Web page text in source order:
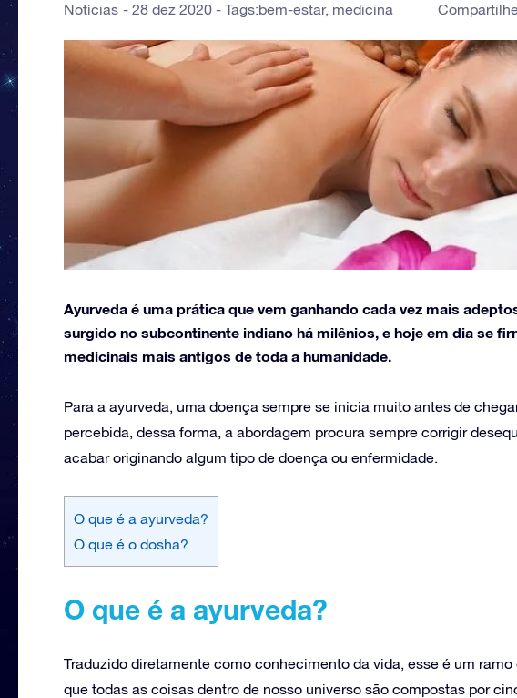
Notícias 28 dez 2020 - Tags:bem-estar, medicina
Ayurveda é uma prática que vem ganhando cada vez mais
surgido no subcontinente indiano há milênios, e hoje em dia se
medicinais mais antigos de toda a humanidade.
Para a ayurveda, uma doença sempre se inicia muito antes de
percebida, dessa forma, a abordagem procura sempre corrigir
acabar originando algum tipo de doença ou enfermidade.
O que é a ayurveda?
O que é o dosha?
O que é a ayurveda?
Traduzido diretamente como conhecimento da vida, esse é um ramo
que todas as coisas dentro de nosso universo são compostas por